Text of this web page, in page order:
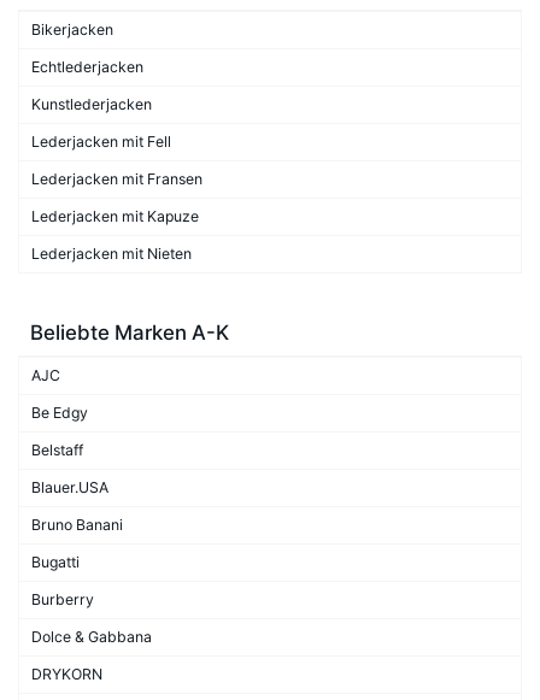
Bikerjacken
Echtlederjacken
Kunstlederjacken
Lederjacken mit Fell
Lederjacken mit Fransen
Lederjacken mit Kapuze
Lederjacken mit Nieten
Beliebte Marken A-K
AJC
Be Edgy
Belstaff
Blauer.USA
Bruno Banani
Bugatti
Burberry
Dolce & Gabbana
DRYKORN